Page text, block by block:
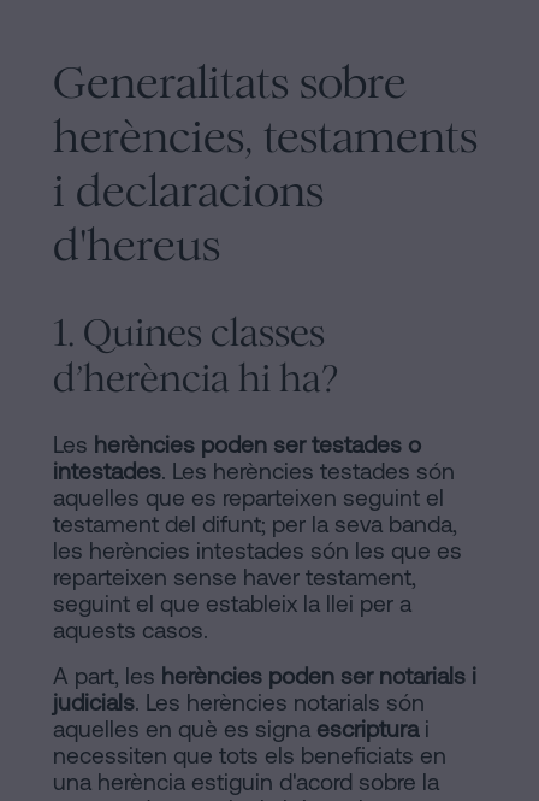
Personalizar
cookies
Segueix-
nos
xarxes
socials
passos
pot
signar
hipoteca
sense
Contactar
Generalitats sobre
herències, testaments
i declaracions
d'hereus
1. Quines classes
d’herència hi ha?
Les herències poden ser testades o
intestades. Les herències testades són
aquelles que es reparteixen seguint el
testament del difunt; per la seva banda,
les herències intestades són les que es
reparteixen sense haver testament,
seguint el que estableix la llei per a
aquests casos.
A part, les herències poden ser notarials i
judicials. Les herències notarials són
aquelles en què es signa escripturai
necessiten que tots els beneficiats en
una herència estiguin d'acord sobre la